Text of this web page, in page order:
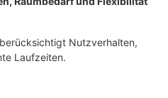
Nutzverhalten,
Laufzeiten.